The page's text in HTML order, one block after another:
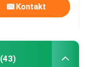
Kontakt
(43)